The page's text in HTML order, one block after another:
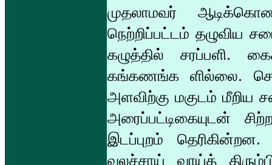
முதலாமவர்
நெற்றிப்பட்டம் தழுவிய
கழுத்தில் சரப்பளி.
கங்கணங்க ளில்லை.
அளவிற்கு மகுடம் மீறிய
அரைப்பட்டிகையுடன்
இடப்புறம்
வலச்சாய் வாய்த்